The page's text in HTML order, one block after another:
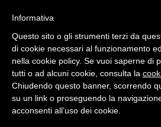
EVENTI
MOBILE
PROMOZIONI
Informativa
Questo sito o gli strumenti terzi da
di cookie necessari al funzionamento
nella cookie policy. Se vuoi saperne di
tutti o ad alcuni cookie, consulta la
Chiudendo questo banner, scorrendo
su un link o proseguendo la
acconsenti all’uso dei cookie.